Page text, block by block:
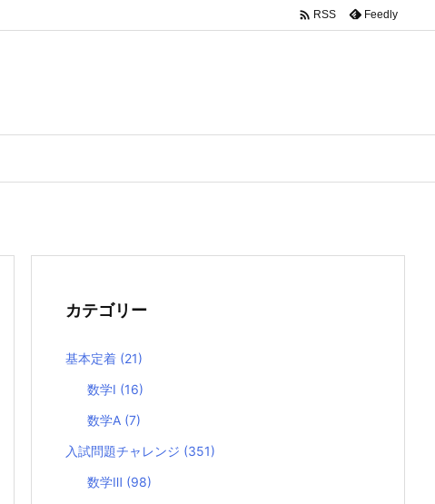
 RSS Feedly
カテゴリー
基本定着 (21)
数学I (16)
数学A (7)
入試問題チャレンジ (351)
数学Ⅲ (98)